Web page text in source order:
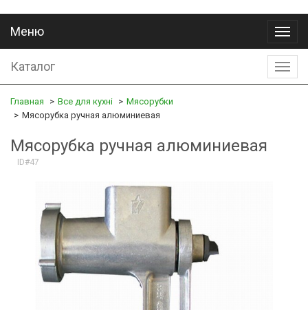
Меню
Меню
Каталог
Главная Все для кухні
Мясорубки
Мясорубка ручная алюминиевая
Мясорубка ручная алюминиевая
ID#47